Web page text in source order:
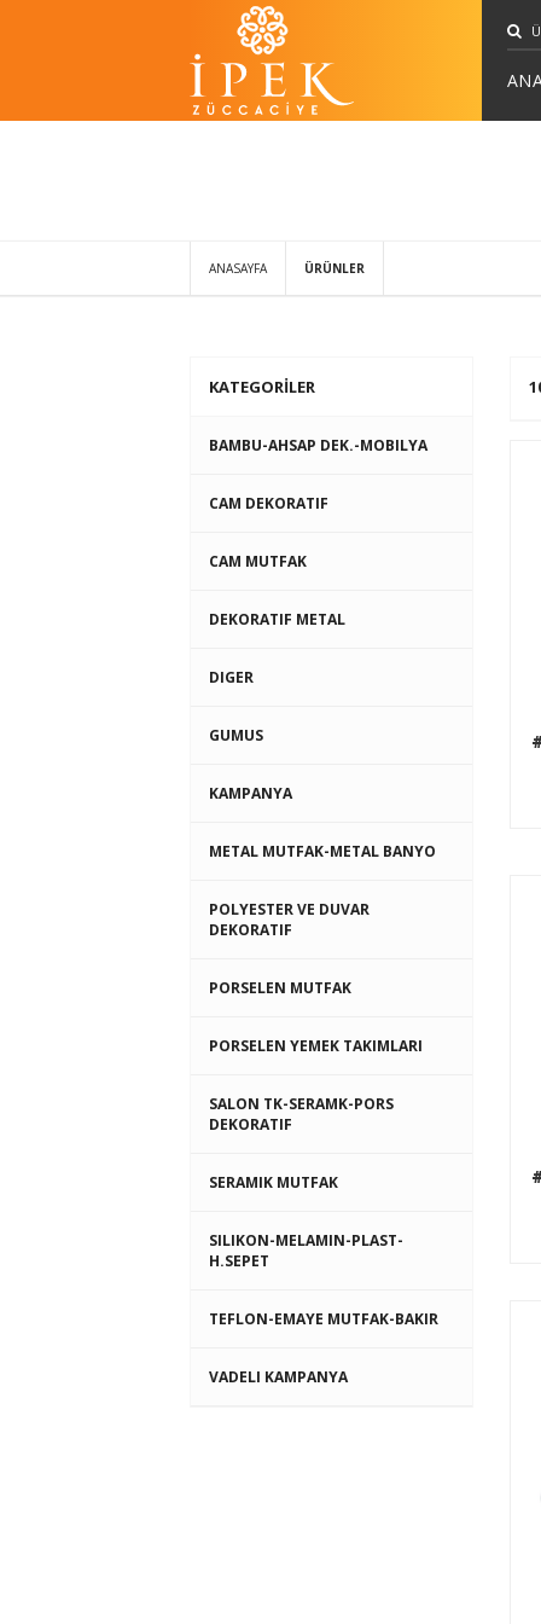
ANASAYFA ÜRÜNLER
KATEGORİLER
BAMBU-AHSAP DEK.-MOBILYA
CAM DEKORATIF
CAM MUTFAK
DEKORATIF METAL
DIGER
GUMUS
KAMPANYA
METAL MUTFAK-METAL BANYO
POLYESTER VE DUVAR
DEKORATIF
PORSELEN MUTFAK
PORSELEN YEMEK TAKIMLARI
SALON TK-SERAMK-PORS
DEKORATIF
SERAMIK MUTFAK
SILIKON-MELAMIN-PLAST-
H.SEPET
TEFLON-EMAYE MUTFAK-BAKIR
VADELI KAMPANYA